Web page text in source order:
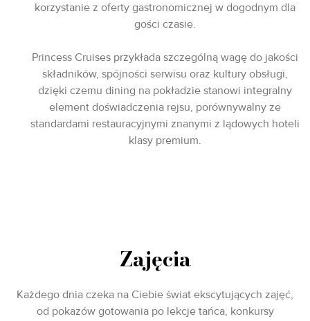
korzystanie z oferty gastronomicznej w dogodnym dla
gości czasie.
Princess Cruises przykłada szczególną wagę do jakości
składników, spójności serwisu oraz kultury obsługi,
dzięki czemu dining na pokładzie stanowi integralny
element doświadczenia rejsu, porównywalny ze
standardami restauracyjnymi znanymi z lądowych hoteli
klasy premium.
Zajęcia
Każdego dnia czeka na Ciebie świat ekscytujących zajęć,
od pokazów gotowania po lekcje tańca, konkursy